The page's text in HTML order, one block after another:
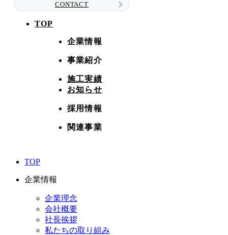
CONTACT
TOP
企業情報
事業紹介
施工実績
お知らせ
採用情報
関連事業
TOP
企業情報
企業理念
会社概要
社長挨拶
私たちの取り組み